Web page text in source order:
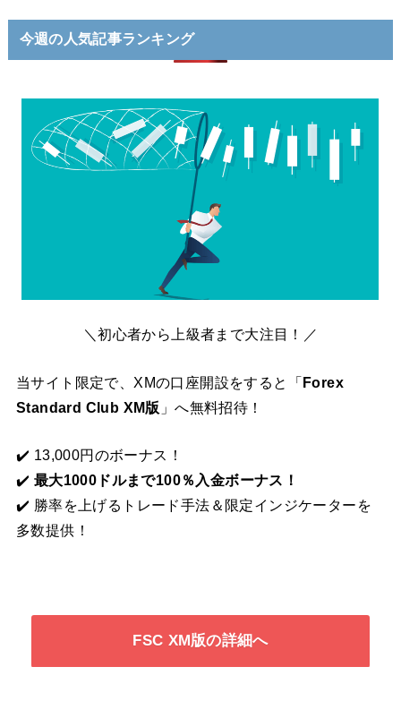
今週の人気記事ランキング
＼初心者から上級者まで大注目！／
当サイト限定で、XMの口座開設をすると「 Forex
Standard Club XM版 」へ無料招待！
✔️ 13,000円のボーナス！
✔️ 最大1000ドルまで100％入金ボーナス！
✔️ 勝率を上げるトレード手法＆限定インジケーターを
多数提供！
FSC XM版の詳細へ